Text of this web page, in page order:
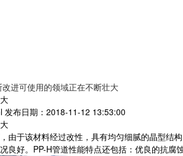
进可使用的领域正在不断壮大
发布日期：2018-11-12 13:53:00
由于该材料经过改性，具有均匀细腻的晶型
良好。PP-H管道性能特点还包括：优良的抗